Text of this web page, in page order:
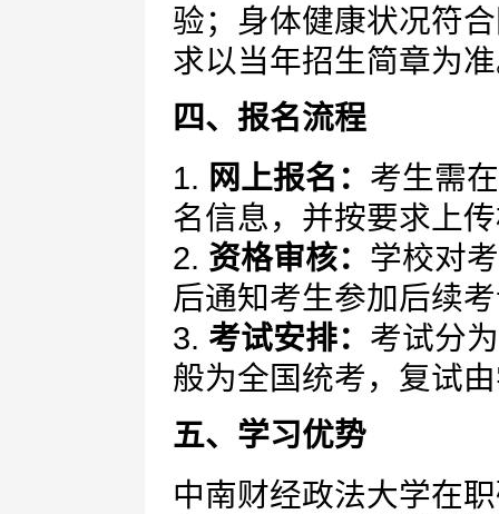
验；身体健康状况符
求以当年招生简章为
四、报名流程
1. 网上报名： 考生需
名信息，并按要求上
2. 资格审核： 学校对
后通知考生参加后续
3. 考试安排： 考试分
般为全国统考，复试
五、学习优势
中南财经政法大学在